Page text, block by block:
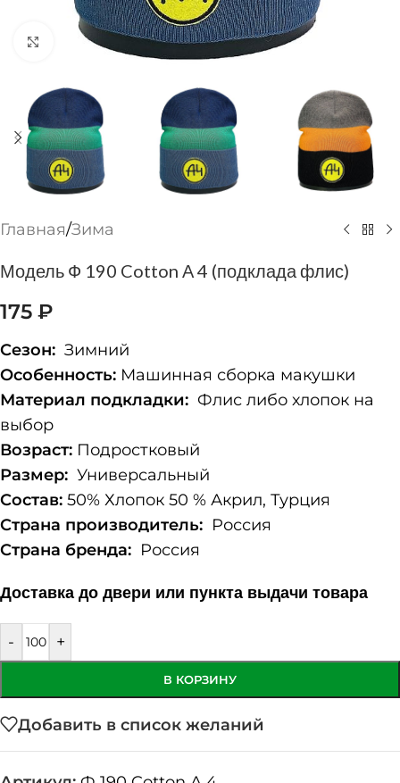
Нажмите, чтобы увеличить
Главная/Зима
Модель Ф 190 Cotton А 4 (подклада флис)
175 ₽
Сезон: Зимний
Особенность: Машинная сборка макушки
Материал подкладки: Флис либо хлопок на
выбор
Возраст: Подростковый
Размер: Универсальный
Состав: 50% Хлопок 50 % Акрил, Турция
Страна производитель: Россия
Страна бренда: Россия
Доставка до двери или пункта выдачи товара
- +
В КОРЗИНУ
Добавить в список желаний